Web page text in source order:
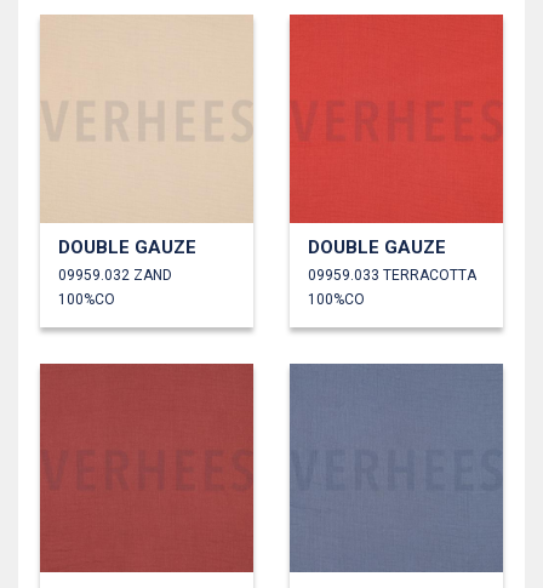
DOUBLE GAUZE
09959.032 ZAND
100%CO
DOUBLE GAUZE
09959.033 TERRACOTTA
100%CO